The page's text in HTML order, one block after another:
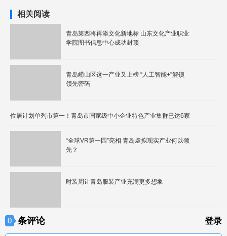
相关阅读
​青岛莱西将再添文化新地标 山东文化产业职业
学院图书信息中心成功封顶
青岛崂山区这一产业又上榜 “人工智能+”解锁
领先密码
位居计划单列市第一！青岛市国家级中小企业特色产业集群已达6家
“全球VR第一园”亮相 青岛虚拟现实产业何以领
先？
时装周让青岛服装产业充满更多想象
0 条评论 登录